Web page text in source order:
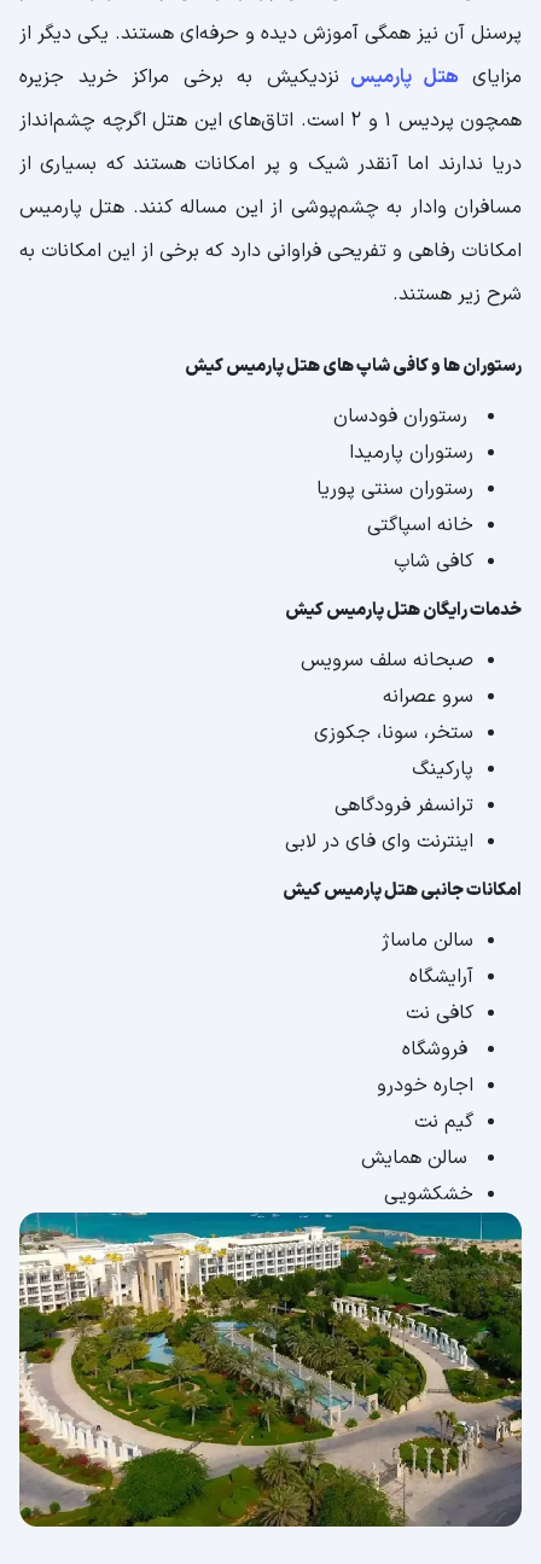
پرسنل آن نیز همگی آموزش دیده و حرفه‌ای هستند. یکی دیگر از
مزایای هتل پارمیس نزدیکیش به برخی مراکز خرید جزیره
همچون پردیس 1 و 2 است. اتاق‌های این هتل اگرچه چشم‌انداز
دریا ندارند اما آنقدر شیک و پر امکانات هستند که بسیاری از
مسافران وادار به چشم‌پوشی از این مساله کنند. هتل پارمیس
امکانات رفاهی و تفریحی فراوانی دارد که برخی از این امکانات به
شرح زیر هستند.
رستوران‌ ها و کافی شاپ های هتل پارمیس کیش
رستوران فودسان
رستوران پارمیدا
رستوران سنتی پوریا
خانه اسپاگتی
کافی شاپ
خدمات رایگان هتل پارمیس کیش
صبحانه سلف سرویس
سرو عصرانه
ستخر، سونا، جکوزی
پارکینگ
ترانسفر فرودگاهی
اینترنت وای فای در لابی
امکانات جانبی هتل پارمیس کیش
سالن ماساژ
آرایشگاه
کافی نت
فروشگاه
اجاره خودرو
گیم نت
سالن همایش
خشکشویی